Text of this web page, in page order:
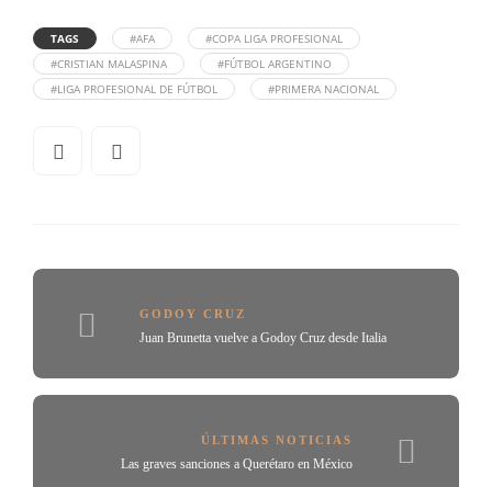
TAGS #AFA
#COPA LIGA PROFESIONAL
#CRISTIAN MALASPINA
#FÚTBOL ARGENTINO
#LIGA PROFESIONAL DE FÚTBOL
#PRIMERA NACIONAL
GODOY CRUZ
Juan Brunetta vuelve a Godoy Cruz desde Italia
ÚLTIMAS NOTICIAS
Las graves sanciones a Querétaro en México